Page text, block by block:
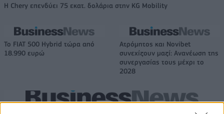
Η Chery επενδύει 75 εκατ. δολάρια στην KG Mobility
Το FIAT 500 Hybrid τώρα από
18.990 ευρώ
Ατρόμητος και Novibet
συνεχίζουν μαζί: Ανανέωση της
συνεργασίας τους μέχρι το
2028